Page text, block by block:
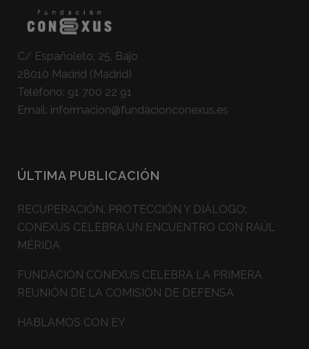
C/ Españoleto, 25, Bajo
28010 Madrid (Madrid)
Teléfono: 91 700 22 91
Email: informacion@fundacionconexus.es
ÚLTIMA PUBLICACIÓN
RECUPERACIÓN, PROTECCIÓN Y DIÁLOGO:
CONEXUS CELEBRA UN ENCUENTRO CON RAÚL
MÉRIDA
FUNDACIÓN CONEXUS CELEBRA LA PRIMERA
REUNIÓN DE LA COMISIÓN DE DEFENSA
HABLAMOS CON EY